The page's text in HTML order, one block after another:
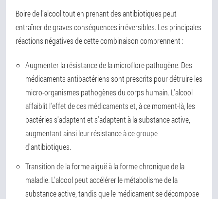
Boire de l'alcool tout en prenant des antibiotiques peut
entraîner de graves conséquences irréversibles. Les principales
réactions négatives de cette combinaison comprennent :
Augmenter la résistance de la microflore pathogène. Des
médicaments antibactériens sont prescrits pour détruire les
micro-organismes pathogènes du corps humain. L'alcool
affaiblit l'effet de ces médicaments et, à ce moment-là, les
bactéries s'adaptent et s'adaptent à la substance active,
augmentant ainsi leur résistance à ce groupe
d'antibiotiques.
Transition de la forme aiguë à la forme chronique de la
maladie. L'alcool peut accélérer le métabolisme de la
substance active, tandis que le médicament se décompose